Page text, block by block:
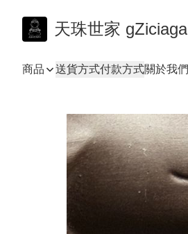
天珠世家 gZiciaga
商品 送貨方式付款方式關於我們